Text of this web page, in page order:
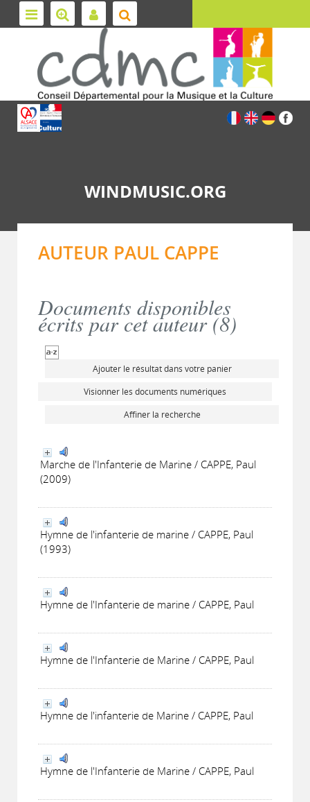
WINDMUSIC.ORG
AUTEUR PAUL CAPPE
Documents disponibles
écrits par cet auteur (8)
Ajouter le résultat dans votre panier
Visionner les documents numériques
Affiner la recherche
Marche de l'Infanterie de Marine / CAPPE, Paul
(2009)
Hymne de l'infanterie de marine / CAPPE, Paul
(1993)
Hymne de l'Infanterie de marine / CAPPE, Paul
Hymne de l'Infanterie de Marine / CAPPE, Paul
Hymne de l'infanterie de Marine / CAPPE, Paul
Hymne de l'Infanterie de Marine / CAPPE, Paul